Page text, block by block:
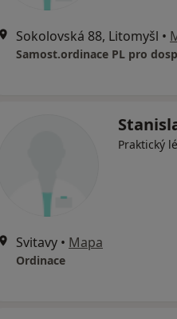
Sokolovská 88, Litomyšl •
Samost.ordinace PL pro
Praktický
Svitavy • Mapa
Ordinace